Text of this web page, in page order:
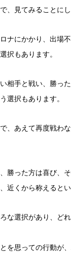
、見てみることにし
ナにかかり、出場
択もあります。
相手と戦い、勝っ
選択もあります。
、あえて再度戦わ
勝った方は喜び、
近くから称えるとい
な選択があり、ど
を思っての行動が